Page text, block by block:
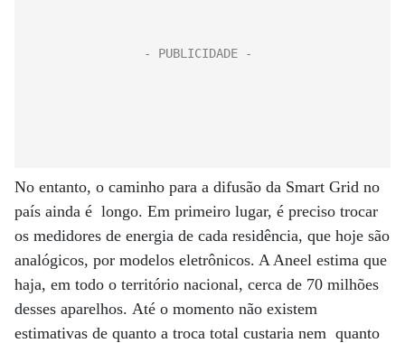
No entanto, o caminho para a difusão da Smart Grid no
país ainda é longo. Em primeiro lugar, é preciso trocar
os medidores de energia de cada residência, que hoje são
analógicos, por modelos eletrônicos. A Aneel estima que
haja, em todo o território nacional, cerca de 70 milhões
desses aparelhos. Até o momento não existem
estimativas de quanto a troca total custaria nem quanto